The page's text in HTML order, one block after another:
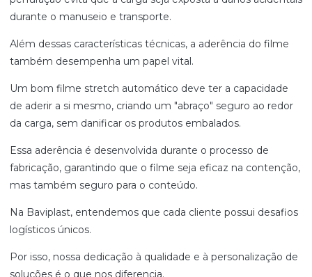
durante o manuseio e transporte.
Além dessas características técnicas, a aderência do filme
também desempenha um papel vital.
Um bom filme stretch automático deve ter a capacidade
de aderir a si mesmo, criando um "abraço" seguro ao redor
da carga, sem danificar os produtos embalados.
Essa aderência é desenvolvida durante o processo de
fabricação, garantindo que o filme seja eficaz na contenção,
mas também seguro para o conteúdo.
Na Baviplast, entendemos que cada cliente possui desafios
logísticos únicos.
Por isso, nossa dedicação à qualidade e à personalização de
soluções é o que nos diferencia.